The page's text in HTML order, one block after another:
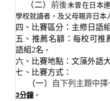
（二） 前後未曾在日本
學校就讀者，及父母親非日本
四、比賽區分：主修日語
五、推薦名額：每校可推
語組2名 。
六、比賽地點：文藻外語
七、比賽方式：
（一）
自下列主題中擇
3分鐘。